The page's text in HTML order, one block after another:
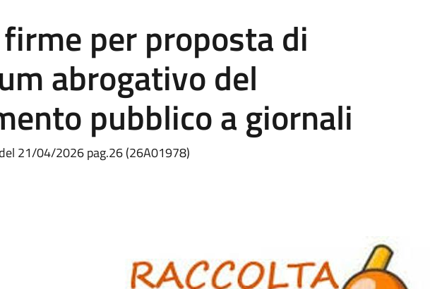
per proposta di
abrogativo del
pubblico a giornali
21/04/2026 pag.26 (26A01978)